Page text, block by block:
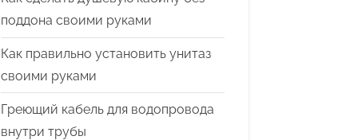
поддона своими руками
Как правильно установить унитаз
своими руками
Греющий кабель для водопровода
внутри трубы